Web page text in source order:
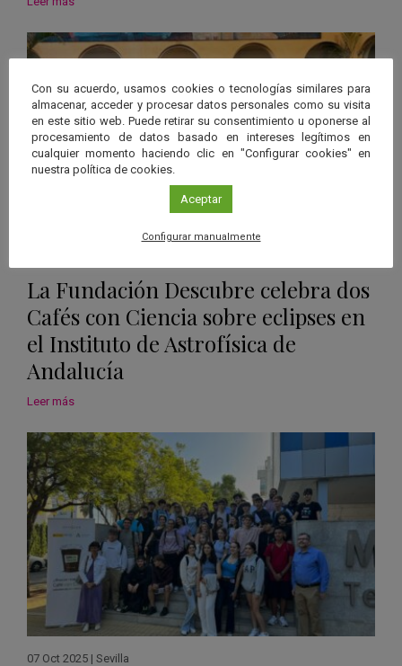
La Fundación Descubre celebra dos
Cafés con Ciencia sobre eclipses en
el Instituto de Astrofísica de
Andalucía
Leer más
07 Oct 2025 | Sevilla
Con su acuerdo, usamos cookies o tecnologías similares para
almacenar, acceder y procesar datos personales como su visita
en este sitio web. Puede retirar su consentimiento u oponerse al
procesamiento de datos basado en intereses legítimos en
cualquier momento haciendo clic en "Configurar cookies" en
nuestra política de cookies.
Aceptar
Configurar manualmente